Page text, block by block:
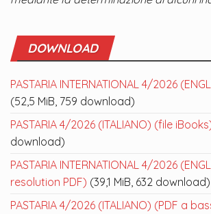
DOWNLOAD
PASTARIA INTERNATIONAL 4/2026
(52,5 MiB, 759 download)
PASTARIA 4/2026 (ITALIANO) (file
download)
PASTARIA INTERNATIONAL 4/2026
resolution PDF) (39,1 MiB, 632 download)
PASTARIA 4/2026 (ITALIANO) (PDF a